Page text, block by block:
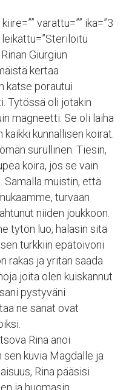
varattu=”” ika=”3
Giurgiun
kertaa
katse porautui
Tytössä oli jotakin
magneetti. Se oli laiha
kunnallisen koirat.
surullinen. Tiesin,
koira, jos se vain
Samalla muistin, että
turvaan
niiden joukkoon.
tytön luo, halasin sitä
turkkiin epätoivoni
rakas ja yritän saada
joita olen kuiskannut
pystyväni
ne sanat ovat
Rina anoi
sen kuvia Magdalle ja
Rina pääsisi
ja huomasin